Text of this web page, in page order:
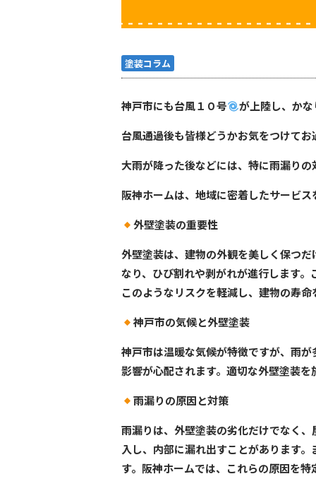
塗装コラム
神戸市にも台風１０号
が上陸し、か
台風通過後も皆様どうかお気をつけて
大雨が降った後などには、特に雨漏り
阪神ホームは、地域に密着したサービ
外壁塗装の重要性
外壁塗装は、建物の外観を美しく保つ
なり、ひび割れや剥がれが進行します
このようなリスクを軽減し、建物の寿
神戸市の気候と外壁塗装
神戸市は温暖な気候が特徴ですが、雨
影響が心配されます。適切な外壁塗装
雨漏りの原因と対策
雨漏りは、外壁塗装の劣化だけでなく
入し、内部に漏れ出すことがあります
す。阪神ホームでは、これらの原因を